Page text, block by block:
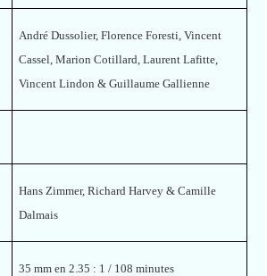
André Dussolier, Florence Foresti, Vincent
Cassel, Marion Cotillard, Laurent Lafitte,
Vincent Lindon & Guillaume Gallienne
Hans Zimmer, Richard Harvey & Camille
Dalmais
35 mm en 2.35 : 1 / 108 minutes